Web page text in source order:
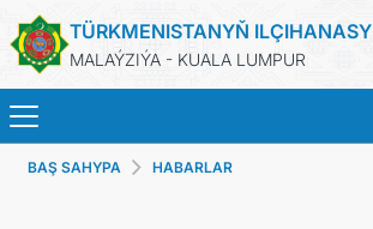
TÜRKMENISTANYŇ ILÇIHANASY
MALAÝZIÝA - KUALA LUMPUR
BAŞ SAHYPA
BAŞ SAHYPA HABARLAR